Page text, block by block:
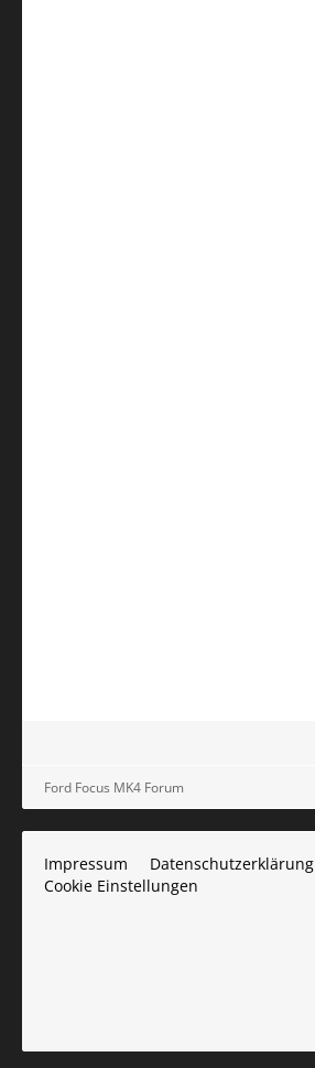
Ford Focus MK4 Forum
Impressum
Datenschutzerklärung
Cookie Einstellungen